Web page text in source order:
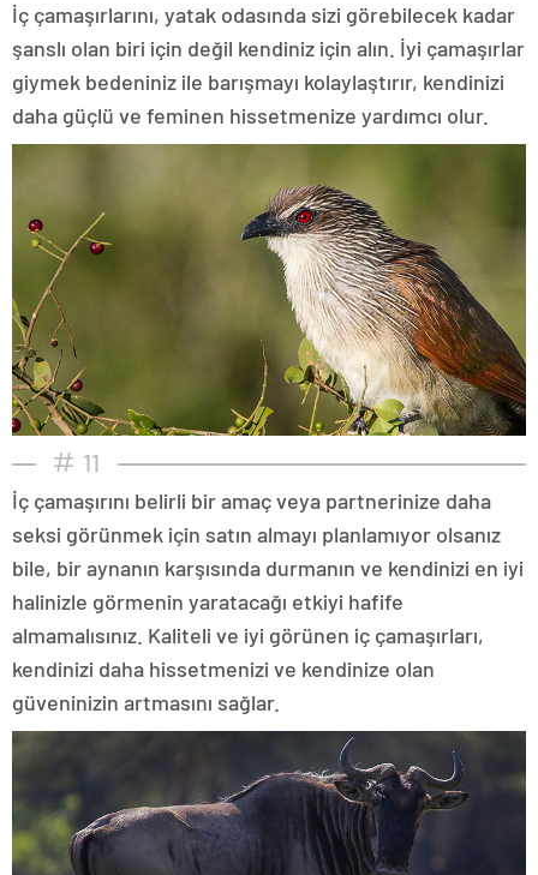
İç çamaşırlarını, yatak odasında sizi görebilecek kadar
şanslı olan biri için değil kendiniz için alın. İyi çamaşırlar
giymek bedeniniz ile barışmayı kolaylaştırır, kendinizi
daha güçlü ve feminen hissetmenize yardımcı olur.
11
İç çamaşırını belirli bir amaç veya partnerinize daha
seksi görünmek için satın almayı planlamıyor olsanız
bile, bir aynanın karşısında durmanın ve kendinizi en iyi
halinizle görmenin yaratacağı etkiyi hafife
almamalısınız. Kaliteli ve iyi görünen iç çamaşırları,
kendinizi daha hissetmenizi ve kendinize olan
güveninizin artmasını sağlar.